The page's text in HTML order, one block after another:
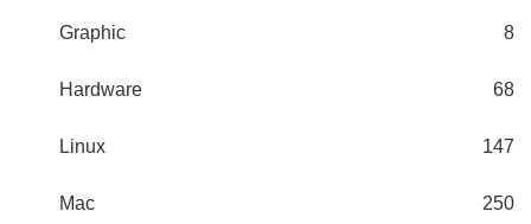
Graphic 8
Hardware 68
Linux 147
Mac 250